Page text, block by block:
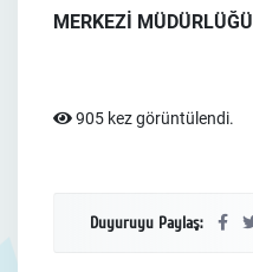
MERKEZİ MÜDÜRLÜĞÜ
905 kez görüntülendi.
Duyuruyu Paylaş: